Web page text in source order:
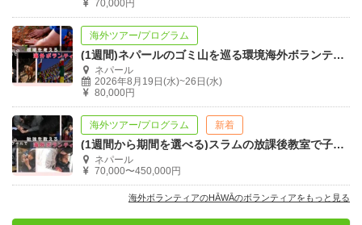
「分かり合えなさを分かり合おう」
日本で生まれ育った私達がネパールのスラムで育った子ど
もたちと「完全に同じような感覚」を持つことができない
ように、スラムの子どもたちもまた、あなたと「全く同じ
ような悩みや苦心」を感じることは、きっとできません。
彼らは決して、「しんどさのヒエラルキーの上位」にいる
存在ではないのと同じように、あなたの悩みは「とるに足
らない、くだらない悩み」ではないのです。私達の社会
70,000円
海外ツアー/プログラム
(1週間)ネパールのゴミ山を巡る環境海外ボランティア/スラムの生活環境を綺麗に！
ネパール
2026年8月19日(水)~26日(水)
80,000円
海外ツアー/プログラム 新着
(1週間から期間を選べる)スラムの放課後教室で子どもたちに教育ボランティア！
ネパール
70,000〜450,000円
海外ボランティアのHĀWĀのボランティアをもっと見る